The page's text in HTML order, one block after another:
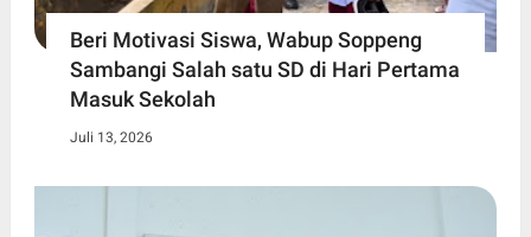
Beri Motivasi Siswa, Wabup Soppeng
Sambangi Salah satu SD di Hari Pertama
Masuk Sekolah
Juli 13, 2026